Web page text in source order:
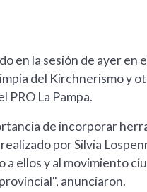
en la sesión de ayer en
del Kirchnerismo y
PRO La Pampa.
de incorporar
por Silvia
ellos y al movimiento
anunciaron.